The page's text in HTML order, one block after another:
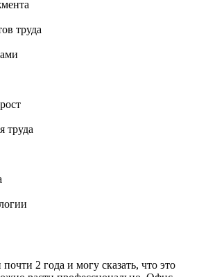
труда
труда
2 года и могу сказать, что это